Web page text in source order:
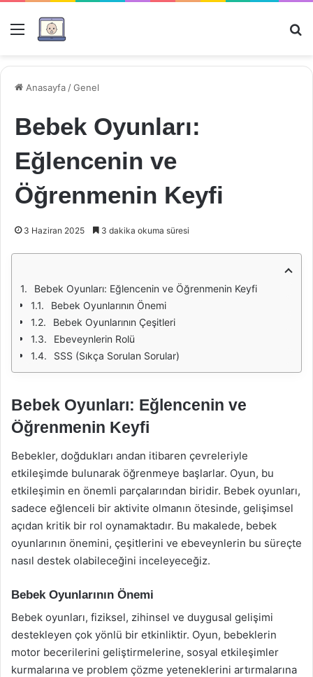
Menü
Anasayfa /Genel
Bebek Oyunları:
Eğlencenin ve
Öğrenmenin Keyfi
3 Haziran 2025 3 dakika okuma süresi
Bebek Oyunları: Eğlencenin ve Öğrenmenin Keyfi
Bebek Oyunlarının Önemi
Bebek Oyunlarının Çeşitleri
Ebeveynlerin Rolü
SSS (Sıkça Sorulan Sorular)
Bebek Oyunları: Eğlencenin ve
Öğrenmenin Keyfi
Bebekler, doğdukları andan itibaren çevreleriyle
etkileşimde bulunarak öğrenmeye başlarlar. Oyun, bu
etkileşimin en önemli parçalarından biridir. Bebek oyunları,
sadece eğlenceli bir aktivite olmanın ötesinde, gelişimsel
açıdan kritik bir rol oynamaktadır. Bu makalede, bebek
oyunlarının önemini, çeşitlerini ve ebeveynlerin bu süreçte
nasıl destek olabileceğini inceleyeceğiz.
Bebek Oyunlarının Önemi
Bebek oyunları, fiziksel, zihinsel ve duygusal gelişimi
destekleyen çok yönlü bir etkinliktir. Oyun, bebeklerin
motor becerilerini geliştirmelerine, sosyal etkileşimler
kurmalarına ve problem çözme yeteneklerini artırmalarına